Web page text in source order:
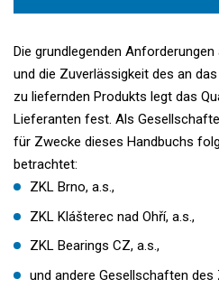
Die grundlegenden
und die Zuverlässigkeit des an
zu liefernden Produkts legt das
Lieferanten fest. Als
für Zwecke dieses Handbuchs
betrachtet:
ZKL Brno, a.s.,
ZKL Klášterec nad Ohří, a.s.,
ZKL Bearings CZ, a.s.,
und andere Gesellschaften des